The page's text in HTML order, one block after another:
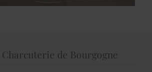
Charcuterie de Bourgogne